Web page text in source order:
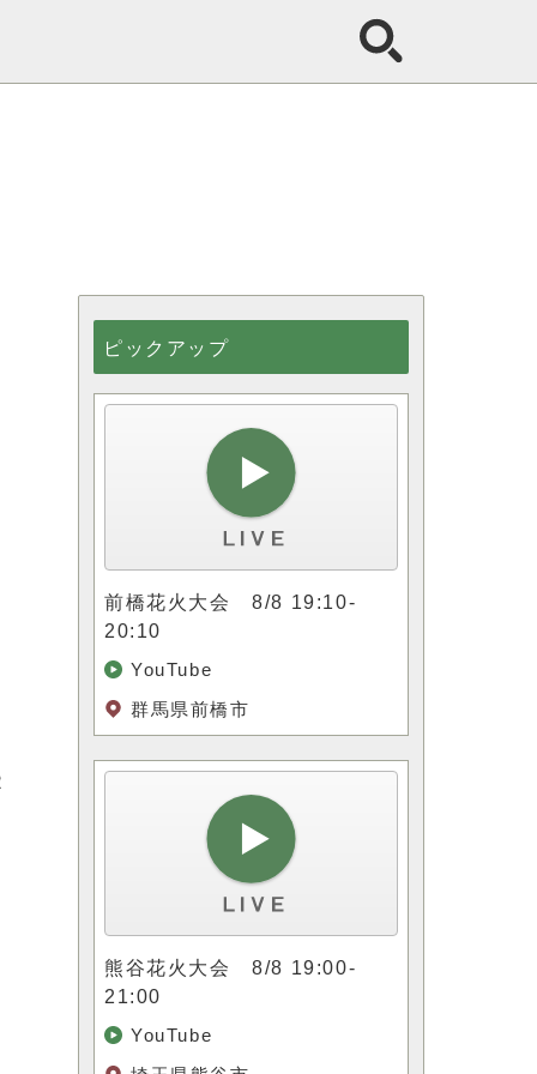
ピックアップ
前橋花火大会 8/8 19:10-
20:10
YouTube
群馬県前橋市
熊谷花火大会 8/8 19:00-
21:00
YouTube